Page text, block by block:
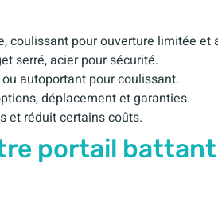
coulissant pour ouverture limitée
serré, acier pour sécurité.
autoportant pour coulissant.
déplacement et garanties.
et réduit certains coûts.
portail